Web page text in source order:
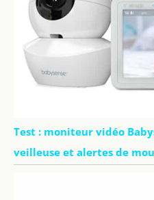
Test : moniteur vidéo
veilleuse et alertes de